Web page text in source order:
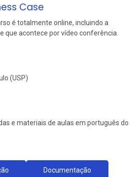
Case
é totalmente online, incluindo a
que acontece por vídeo conferência.
(USP)
e materiais de aulas em português do
Documentação